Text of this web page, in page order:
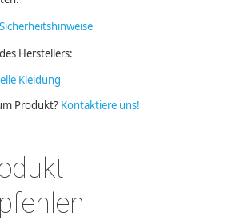
Herstellers:
Kleidung
Produkt? Kontaktiere uns!